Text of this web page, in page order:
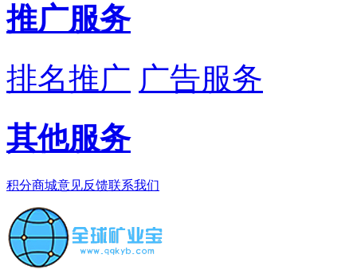
推广服务
排名推广 广告服务
其他服务
积分商城意见反馈联系我们